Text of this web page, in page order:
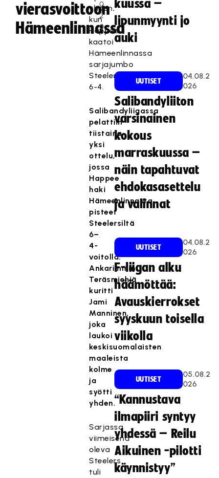
vierasvoittoon
Hämeenlinnassa
0
2
0
yhden,
kun
Happee
kaatoi
Hämeenlinnassa
sarjajumbo
Steelersin
6-4.
Salibandyliigassa
pelattiin
tiistaina
yksi
ottelu,
jossa
Happee
haki
Hämeenlinnasta
pisteet
Steelersiltä
6–
4-
voitolla.
Ankarimmin
Teräsmiehiä
kuritti
Jami
Manninen,
joka
laukoi
keskisuomalaisten
maaleista
kolme
ja
syötti
yhden.
Sarjassa
viimeisenä
oleva
Steelers
tuli
kuussa –
lipunmyynti jo
auki
UUTISET
04.08.2
026
Salibandyliiton
varsinainen
kokous
marraskuussa –
näin tapahtuvat
ehdokasasettelu
ja valinnat
UUTISET
04.08.2
026
F-liigan alku
häämöttää:
Avauskierrokset
syyskuun toisella
viikolla
UUTISET
05.08.2
026
“Kannustava
ilmapiiri syntyy
yhdessä – Reilu
Aikuinen -pilotti
käynnistyy”